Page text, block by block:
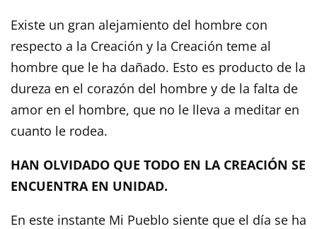
Existe un gran alejamiento del hombre con
respecto a la Creación y la Creación teme al
hombre que le ha dañado. Esto es producto de la
dureza en el corazón del hombre y de la falta de
amor en el hombre, que no le lleva a meditar en
cuanto le rodea.
HAN OLVIDADO QUE TODO EN LA CREACIÓN SE
ENCUENTRA EN UNIDAD.
En este instante Mi Pueblo siente que el día se ha